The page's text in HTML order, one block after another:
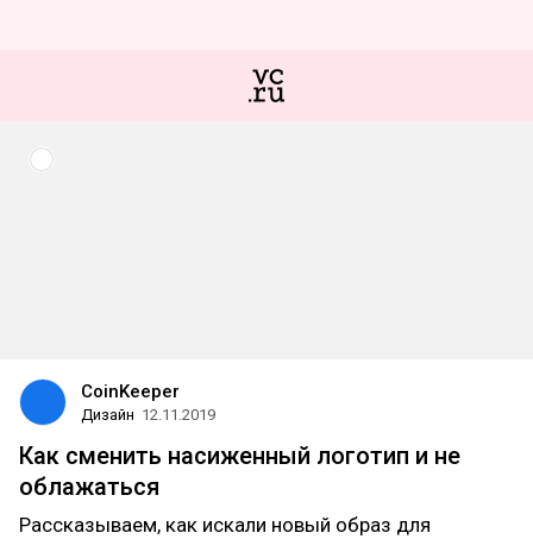
CoinKeeper
Дизайн 12.11.2019
Как сменить насиженный логотип и не
облажаться
Рассказываем, как искали новый образ для